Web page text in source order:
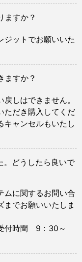
ますか？
ジットでお願いいた
ますか？
しはできません。
ただき購入してくだ
キャンセルもいたし
。どうしたら良いで
ムに関するお問い合
までお願いいたしま
付時間 9：30～